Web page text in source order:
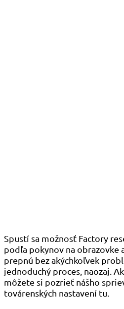
Spustí sa možnosť Factory
podľa pokynov na obrazovke
prepnú bez akýchkoľvek
jednoduchý proces, naozaj.
môžete si pozrieť nášho
továrenských nastavení tu.